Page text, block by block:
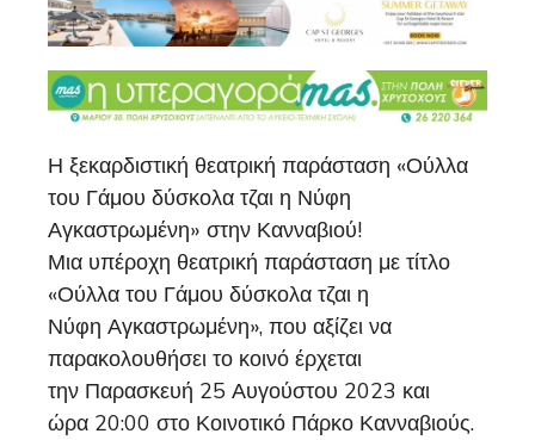
Η ξεκαρδιστική θεατρική παράσταση «Ούλλα
του Γάμου δύσκολα τζαι η Νύφη
Αγκαστρωμένη» στην Κανναβιού!
Μια υπέροχη θεατρική παράσταση με τίτλο
«Ούλλα του Γάμου δύσκολα τζαι η
Νύφη Αγκαστρωμένη», που αξίζει να
παρακολουθήσει το κοινό έρχεται
την Παρασκευή 25 Αυγούστου 2023 και
ώρα 20:00 στο Κοινοτικό Πάρκο Κανναβιούς.